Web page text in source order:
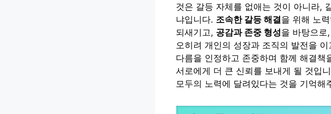
것은 갈등 자체를 없애는 것이 아니라,
냐입니다. 조속한 갈등 해결을 위해 노
되새기고, 공감과 존중 형성을 바탕으로,
오히려 개인의 성장과 조직의 발전을
다름을 인정하고 존중하며 함께 해결
서로에게 더 큰 신뢰를 보내게 될 것입
모두의 노력에 달려있다는 것을 기억해